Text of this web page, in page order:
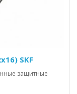
SKF
защитные